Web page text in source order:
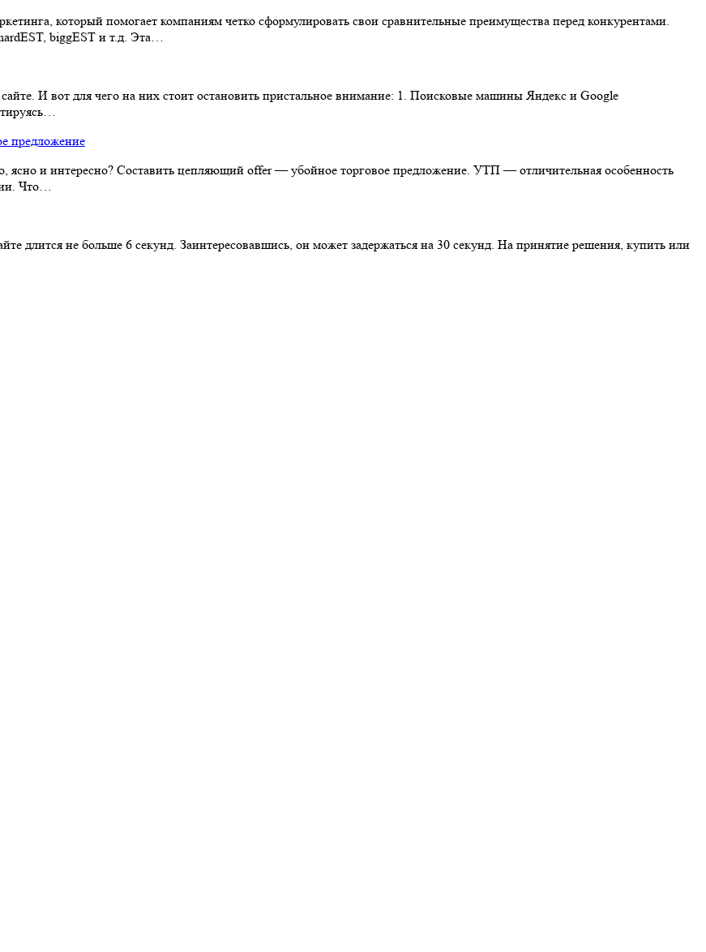
который помогает компаниям четко сформулировать свои сравнительные преимущества перед конкурентами.
biggEST и т.д. Эта…
И вот для чего на них стоит остановить пристальное внимание: 1. Поисковые машины Яндекс и Google
предложение
ясно и интересно? Составить цепляющий offer — убойное торговое предложение. УТП — отличительная особенность
Что…
длится не больше 6 секунд. Заинтересовавшись, он может задержаться на 30 секунд. На принятие решения, купить или